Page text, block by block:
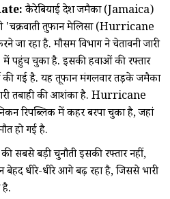
कैरेबियाई देश जमैका (Jamaica)
'चक्रवाती तुफान मेलिसा (Hurricane
रहा है. मौसम विभाग ने चेतावनी जारी
पहुंच चुका है. इसकी हवाओं की रफ्तार
की गई है. यह तूफान मंगलवार तड़के जमैका
तबाही की आशंका है. Hurricane
रिपब्लिक में कहर बरपा चुका है, जहां
हो गई है.
सबसे बड़ी चुनौती इसकी रफ्तार नहीं,
धीरे-धीरे आगे बढ़ रहा है, जिससे भारी